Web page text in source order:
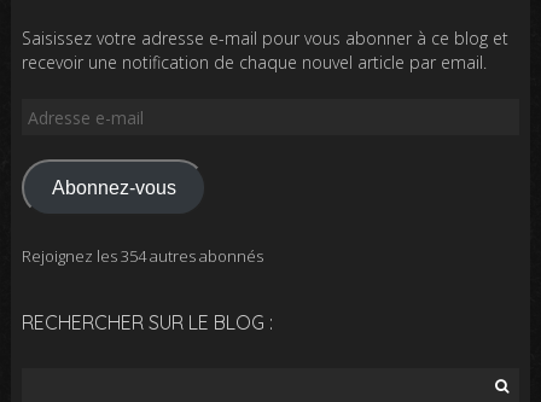
Saisissez votre adresse e-mail pour vous abonner à ce blog et
recevoir une notification de chaque nouvel article par email.
Adresse
mail
Abonnez-vous
Rejoignez les 354 autres abonnés
RECHERCHER SUR LE BLOG :